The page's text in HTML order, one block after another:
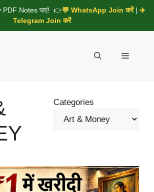
PDF Notes पाएं! 👉💬 WhatsApp Join करें| ✈️
Telegram Join करें
Menu
Categories